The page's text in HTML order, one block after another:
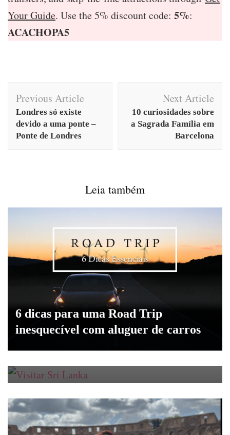
Your Guide. Use the 5% discount code: 5%:
ACACHOPA5
Post
Navigation
Previous Article
Londres só existe
devido a uma ponte –
Ponte de Londres
Next Article
10 curiosidades sobre
a Sagrada Família em
Barcelona
Leia também
6 dicas para uma Road Trip
inesquecível com aluguer de carros
Visitar Sri Lanka: Guia Completo